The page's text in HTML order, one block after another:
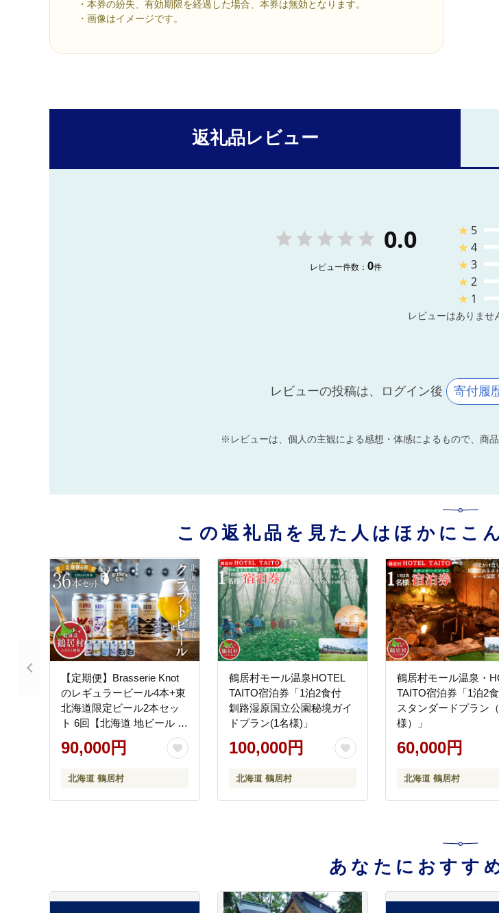
・本券の紛失、有効期限を経過した場合、本券は無効となります。
・画像はイメージです。
返礼品レビュー
0.0
レビュー件数： 0件
★ 5
★4
★3
★2
★ 1
レビューはありませ
レビューの投稿は、ログイン後 寄付履
※レビューは、個人の主観による感想・体感によるもので、商
この返礼品を見た人はほかにこ
【定期便】Brasserie Knot
のレギュラービール4本+東
北海道限定ビール2本セッ
ト 6回【北海道 地ビール ご
当地 ブラッスリーノット
】
90,000円
北海道 鶴居村
鶴居村モール温泉HOTEL
TAITO宿泊券「1泊2食付
釧路湿原国立公園秘境ガイ
ドプラン(1名様)」
100,000円
北海道 鶴居村
鶴居村モール温泉・
TAITO宿泊券「1泊2
スタンダードプラン
様）」
60,000円
北海道 鶴居村
あなたにおすす